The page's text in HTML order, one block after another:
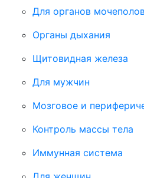
Для органов
Органы дыхания
Щитовидная железа
Для мужчин
Мозговое и
Контроль массы тела
Иммунная система